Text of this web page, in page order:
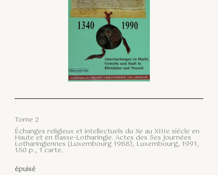
Tome 2
Échanges religieux et intellectuels du Xe au XIIIe siècle en
Haute et en Basse-Lotharingie. Actes des 5es Journées
Lotharingiennes (Luxembourg 1988), Luxembourg, 1991,
150 p., 1 carte.
épuisé